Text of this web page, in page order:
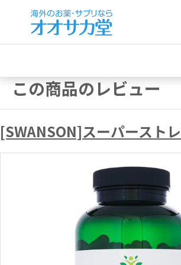
この商品のレビュー
[SWANSON]スーパースト